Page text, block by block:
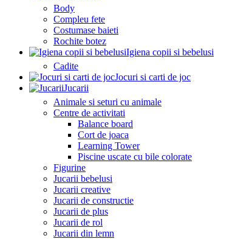
Body
Compleu fete
Costumase baieti
Rochite botez
Igiena copii si bebelusi
Cadite
Jocuri si carti de joc
Jucarii
Animale si seturi cu animale
Centre de activitati
Balance board
Cort de joaca
Learning Tower
Piscine uscate cu bile colorate
Figurine
Jucarii bebelusi
Jucarii creative
Jucarii de constructie
Jucarii de plus
Jucarii de rol
Jucarii din lemn